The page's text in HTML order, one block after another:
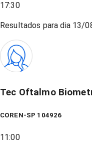
17:30
Resultados para dia 13/
Tec Oftalmo
COREN-SP 104926
11:00